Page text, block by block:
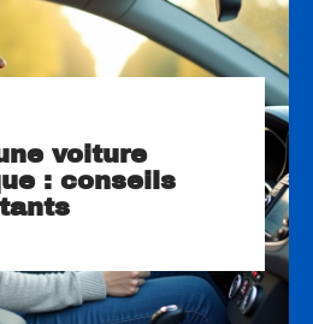
voiture
: conseils